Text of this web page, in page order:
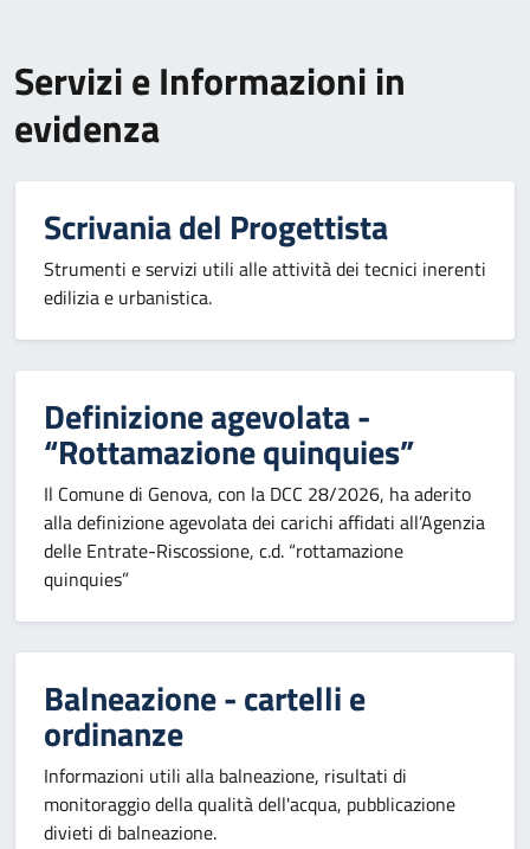
Servizi e Informazioni in
evidenza
Scrivania del Progettista
Strumenti e servizi utili alle attività dei tecnici inerenti
edilizia e urbanistica.
Definizione agevolata -
“Rottamazione quinquies”
Il Comune di Genova, con la DCC 28/2026, ha aderito
alla definizione agevolata dei carichi affidati all’Agenzia
delle Entrate-Riscossione, c.d. “rottamazione
quinquies”
Balneazione - cartelli e
ordinanze
Informazioni utili alla balneazione, risultati di
monitoraggio della qualità dell'acqua, pubblicazione
divieti di balneazione.